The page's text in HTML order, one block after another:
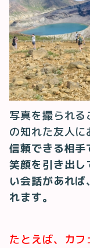
写真を撮られ
の知れた友人に
信頼できる相手
笑顔を引き出し
い会話があれ
れます。
たとえば、カ